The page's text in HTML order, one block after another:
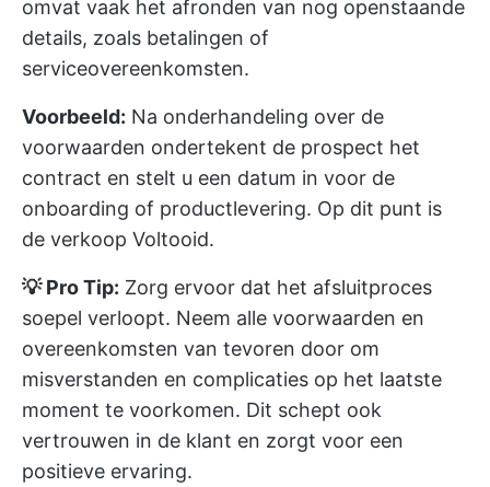
omvat vaak het afronden van nog openstaande
details, zoals betalingen of
serviceovereenkomsten.
Voorbeeld: Na onderhandeling over de
voorwaarden ondertekent de prospect het
contract en stelt u een datum in voor de
onboarding of productlevering. Op dit punt is
de verkoop Voltooid.
💡 Pro Tip: Zorg ervoor dat het afsluitproces
soepel verloopt. Neem alle voorwaarden en
overeenkomsten van tevoren door om
misverstanden en complicaties op het laatste
moment te voorkomen. Dit schept ook
vertrouwen in de klant en zorgt voor een
positieve ervaring.